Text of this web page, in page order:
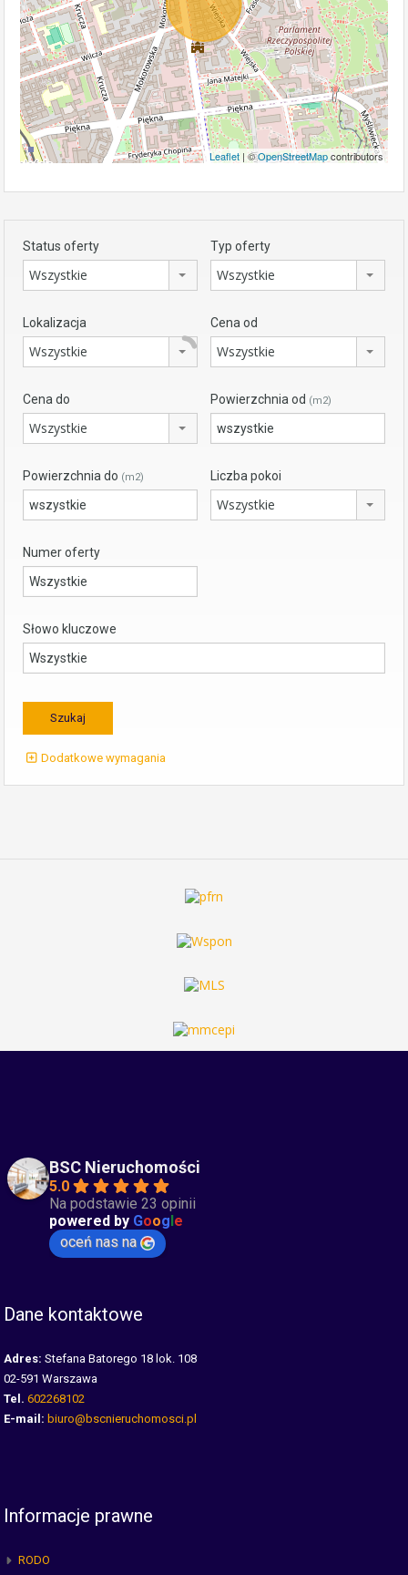
Leaflet | ©OpenStreetMapcontributors
Status oferty
Wszystkie
Typ oferty
Wszystkie
Lokalizacja
Wszystkie
Cena od
Wszystkie
Cena do
Wszystkie
Powierzchnia od (m2)
Powierzchnia do (m2) Liczba pokoi
Wszystkie
Numer oferty
Słowo kluczowe
Dodatkowe wymagania
BSC Nieruchomości
5.0
Na podstawie 23 opinii
powered by Google
oceń nas na
Dane kontaktowe
Adres: Stefana Batorego 18 lok. 108
02-591 Warszawa
Tel. 602268102
E-mail: biuro@bscnieruchomosci.pl
Informacje prawne
RODO